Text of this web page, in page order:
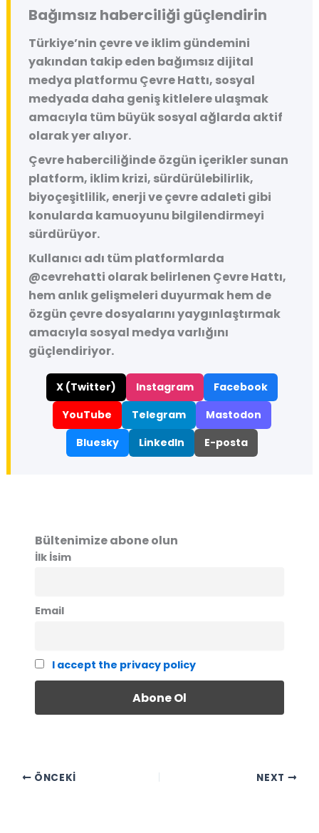
Bağımsız haberciliği güçlendirin
Türkiye’nin çevre ve iklim gündemini
yakından takip eden bağımsız dijital
medya platformu Çevre Hattı, sosyal
medyada daha geniş kitlelere ulaşmak
amacıyla tüm büyük sosyal ağlarda aktif
olarak yer alıyor.
Çevre haberciliğinde özgün içerikler sunan
platform, iklim krizi, sürdürülebilirlik,
biyoçeşitlilik, enerji ve çevre adaleti gibi
konularda kamuoyunu bilgilendirmeyi
sürdürüyor.
Kullanıcı adı tüm platformlarda
@cevrehatti olarak belirlenen Çevre Hattı,
hem anlık gelişmeleri duyurmak hem de
özgün çevre dosyalarını yaygınlaştırmak
amacıyla sosyal medya varlığını
güçlendiriyor.
X (Twitter) Instagram
Facebook
YouTube
Telegram
Mastodon
Bluesky
LinkedIn E-posta
Bültenimize abone olun
İlk İsim
Email
I accept the privacy policy
ÖNCEKI NEXT